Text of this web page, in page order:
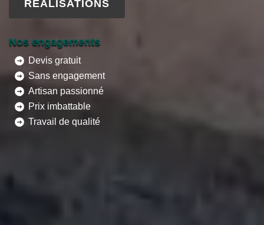
RÉALISATIONS
Nos engagements
Devis gratuit
Sans engagement
Artisan passionné
Prix imbattable
Travail de qualité